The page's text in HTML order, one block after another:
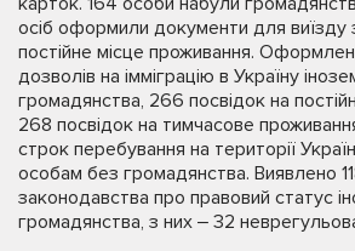
осіб оформили документи для виїзду
постійне місце проживання.
дозволів на імміграцію в Україну
громадянства, 266 посвідок на
268 посвідок на тимчасове
строк перебування на території
особам без громадянства. Виявлено
законодавства про правовий статус
громадянства, з них ‒ 32